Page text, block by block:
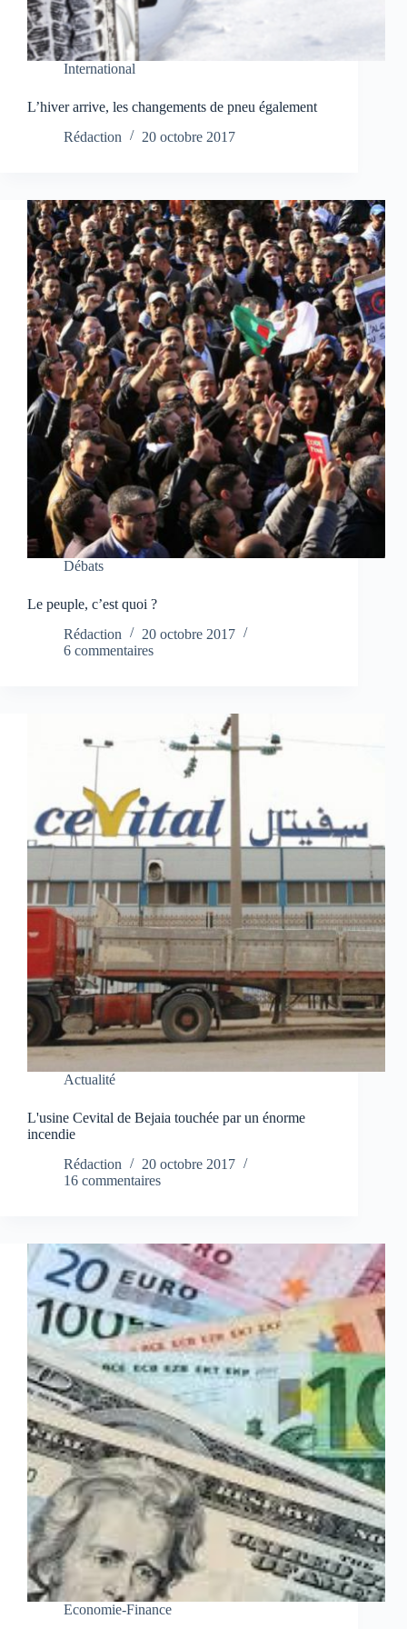
International
L’hiver arrive, les changements de pneu également
Rédaction
20 octobre 2017
Débats
Le peuple, c’est quoi ?
Rédaction
20 octobre 2017
6 commentaires
Actualité
L'usine Cevital de Bejaia touchée par un énorme
incendie
Rédaction
20 octobre 2017
16 commentaires
Economie-Finance